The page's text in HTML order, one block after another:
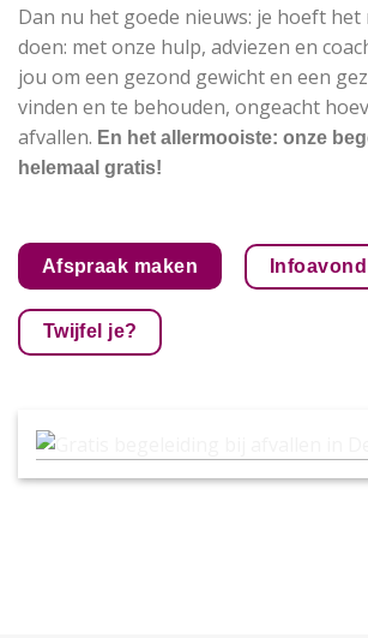
Gratis begeleiding bij afvallen in Deventer
Dan nu het goede nieuws: je hoeft het
doen: met onze hulp, adviezen en
jou om een gezond gewicht en een
vinden en te behouden, ongeacht
afvallen. En het allermooiste: onze
helemaal gratis!
Afspraak maken Infoavond
Twijfel je?